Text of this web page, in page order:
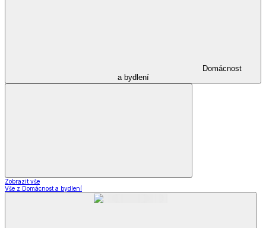
Domácnost
a bydlení
Zobrazit vše
Vše z Domácnost a bydlení